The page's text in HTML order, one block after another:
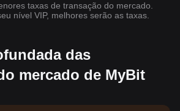
taxas de transação do mercado.
nível VIP, melhores serão as taxas.
das
mercado de MyBit